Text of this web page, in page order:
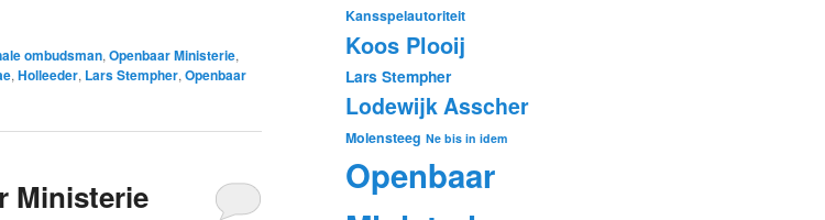
ombudsman, Openbaar Ministerie,
, Holleeder, Lars Stempher, Openbaar
Ministerie
Kansspelautoriteit
Koos Plooij
Lars Stempher
Lodewijk Asscher
Molensteeg Ne bis in idem
Openbaar